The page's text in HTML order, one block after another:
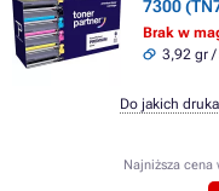
7300
Brak w
3,92 gr /
Najniższa cena
Do jakich